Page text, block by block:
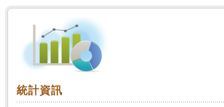
:::
統計資訊
統計資訊